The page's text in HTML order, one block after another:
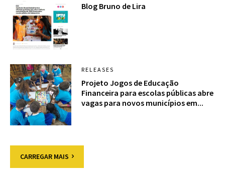
Blog Bruno de Lira
RELEASES
Projeto Jogos de Educação
Financeira para escolas públicas abre
vagas para novos municípios em...
CARREGAR MAIS